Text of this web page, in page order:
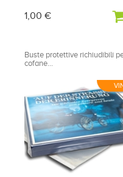
1,00 €
Buste protettive richiudibili
cofane...